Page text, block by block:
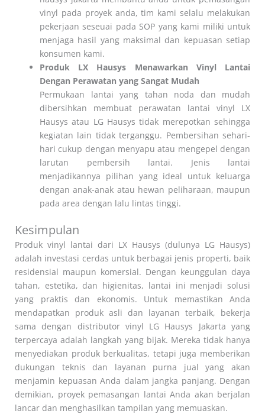
vinyl pada proyek anda, tim kami selalu melakukan
pekerjaan seseuai pada SOP yang kami miliki untuk
menjaga hasil yang maksimal dan kepuasan setiap
konsumen kami.
Produk LX Hausys Menawarkan Vinyl Lantai
Dengan Perawatan yang Sangat Mudah
Permukaan lantai yang tahan noda dan mudah
dibersihkan membuat perawatan lantai vinyl LX
Hausys atau LG Hausys tidak merepotkan sehingga
kegiatan lain tidak terganggu. Pembersihan sehari-
hari cukup dengan menyapu atau mengepel dengan
larutan pembersih lantai. Jenis lantai
menjadikannya pilihan yang ideal untuk keluarga
dengan anak-anak atau hewan peliharaan, maupun
pada area dengan lalu lintas tinggi.
Kesimpulan
Produk vinyl lantai dari LX Hausys (dulunya LG Hausys)
adalah investasi cerdas untuk berbagai jenis properti, baik
residensial maupun komersial. Dengan keunggulan daya
tahan, estetika, dan higienitas, lantai ini menjadi solusi
yang praktis dan ekonomis. Untuk memastikan Anda
mendapatkan produk asli dan layanan terbaik, bekerja
sama dengan distributor vinyl LG Hausys Jakarta yang
terpercaya adalah langkah yang bijak. Mereka tidak hanya
menyediakan produk berkualitas, tetapi juga memberikan
dukungan teknis dan layanan purna jual yang akan
menjamin kepuasan Anda dalam jangka panjang. Dengan
demikian, proyek pemasangan lantai Anda akan berjalan
lancar dan menghasilkan tampilan yang memuaskan.